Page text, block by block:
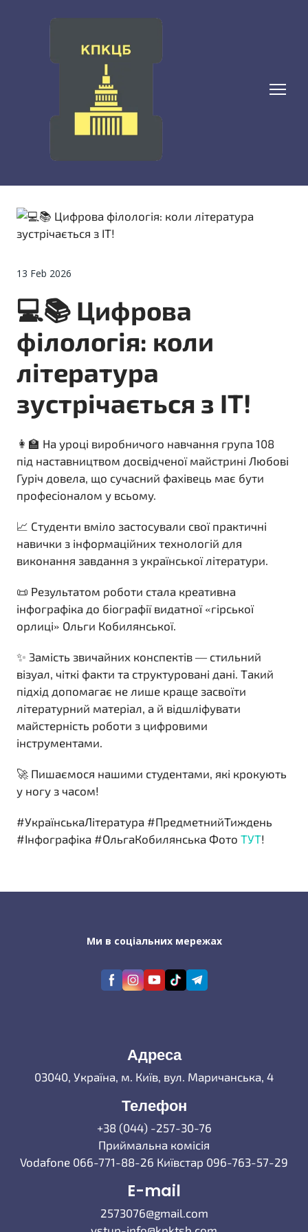
13 Feb 2026
💻📚 Цифрова
філологія: коли
література
зустрічається з IT!
👩‍🏫 На уроці виробничого навчання група 108
під наставництвом досвідченої майстрині Любові
Гуріч довела, що сучасний фахівець має бути
професіоналом у всьому.
📈 Студенти вміло застосували свої практичні
навички з інформаційних технологій для
виконання завдання з української літератури.
📜 Результатом роботи стала креативна
інфографіка до біографії видатної «гірської
орлиці» Ольги Кобилянської.
✨ Замість звичайних конспектів — стильний
візуал, чіткі факти та структуровані дані. Такий
підхід допомагає не лише краще засвоїти
літературний матеріал, а й відшліфувати
майстерність роботи з цифровими
інструментами.
🚀 Пишаємося нашими студентами, які крокують
у ногу з часом!
#УкраїнськаЛітература #ПредметнийТиждень
#Інфографіка #ОльгаКобилянська Фото ТУТ!
Ми в соціальних мережах
Адреса
03040, Україна, м. Київ, вул. Маричанська, 4
Телефон
+38 (044) -257-30-76
Приймальна комісія
Vodafone 066-771-88-26 Київстар 096-763-57-29
E-mail
2573076@gmail.com